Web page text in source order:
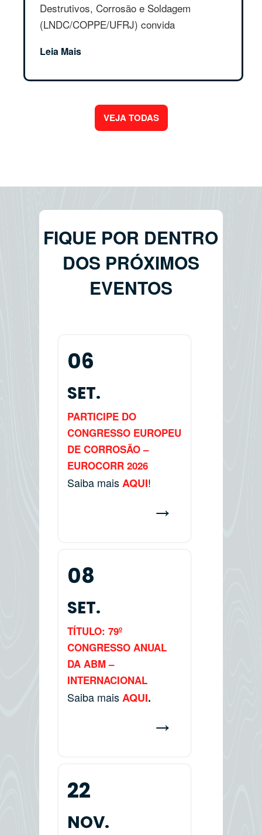
Destrutivos, Corrosão e Soldagem
(LNDC/COPPE/UFRJ) convida
Leia Mais
VEJA TODAS
06
SET.
PARTICIPE DO
CONGRESSO EUROPEU
DE CORROSÃO –
EUROCORR 2026
Saiba maisAQUI!
→
08
SET.
TÍTULO: 79º
CONGRESSO ANUAL
DA ABM –
INTERNACIONAL
Saiba maisAQUI.
→
22
NOV.
FIQUE POR DENTRO
DOS PRÓXIMOS
EVENTOS